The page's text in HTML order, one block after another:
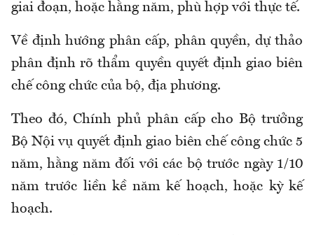
giai đoạn, hoặc hằng năm, phù hợp với thực tế.
Về định hướng phân cấp, phân quyền, dự thảo
phân định rõ thẩm quyền quyết định giao biên
chế công chức của bộ, địa phương.
Theo đó,Chính phủ phân cấp cho Bộ trưởng
Bộ Nội vụ quyết định giao biên chế công chức 5
năm, hằng năm đối với các bộ trước ngày 1/10
năm trước liền kề năm kế hoạch, hoặc kỳ kế
hoạch.